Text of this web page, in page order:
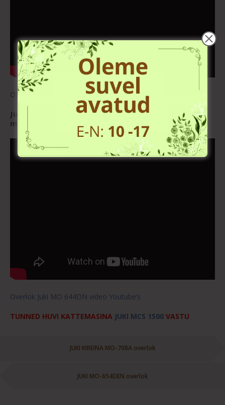
Overlok Juki MO 644DN video Youtube’s
Juki MO 644DN nõelade, niitide vahetamine, seadete
muutmine:
Overlok Juki MO 644DN video Youtube’s
TUNNED HUVI KATTEMASINA JUKI MCS 1500 VASTU
JUKI KIREINA MO-70BA overlok
JUKI MO-654DEN overlok